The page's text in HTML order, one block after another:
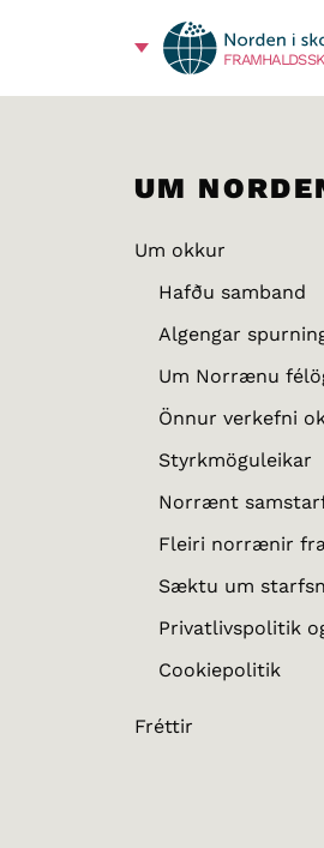
UM
Um okkur
Hafðu samband
Algengar
Um Norrænu
Önnur verkefni
Styrkmöguleikar
Norrænt
Fleiri norrænir
Sæktu um
Privatlivspolitik
Cookiepolitik
Fréttir